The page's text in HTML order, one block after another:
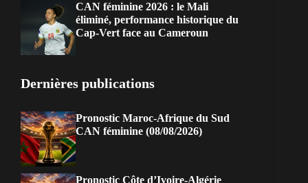
CAN féminine 2026 : le Mali
éliminé, performance historique du
Cap-Vert face au Cameroun
Dernières publications
Pronostic Maroc-Afrique du Sud
CAN féminine (08/08/2026)
Pronostic Côte d’Ivoire-Algérie